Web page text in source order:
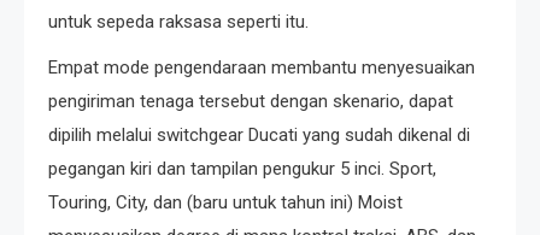
untuk sepeda raksasa seperti itu.
Empat mode pengendaraan membantu menyesuaikan
pengiriman tenaga tersebut dengan skenario, dapat
dipilih melalui switchgear Ducati yang sudah dikenal di
pegangan kiri dan tampilan pengukur 5 inci. Sport,
Touring, City, dan (baru untuk tahun ini) Moist